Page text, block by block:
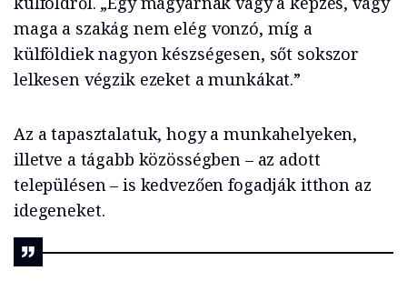
maga a szakág nem elég vonzó, míg a
külföldiek nagyon készségesen, sőt sokszor
lelkesen végzik ezeket a munkákat.”
Az a tapasztalatuk, hogy a munkahelyeken,
illetve a tágabb közösségben – az adott
településen – is kedvezően fogadják itthon az
idegeneket.